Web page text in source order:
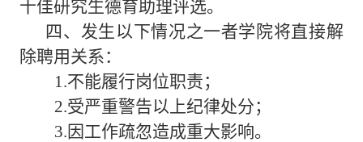
十佳研究生德育助理评选。
四、发生以下情况之一者学院将直接解
除聘用关系：
1.不能履行岗位职责；
2.受严重警告以上纪律处分；
3.因工作疏忽造成重大影响。